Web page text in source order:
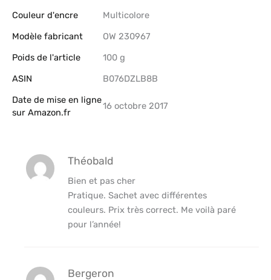
Couleur d'encre
‎Multicolore
Modèle fabricant
‎OW 230967
Poids de l'article
‎100 g
ASIN
B076DZLB8B
Date de mise en ligne
sur Amazon.fr
16 octobre 2017
Théobald
Bien et pas cher
Pratique. Sachet avec différentes
couleurs. Prix très correct. Me voilà paré
pour l’année!
Bergeron